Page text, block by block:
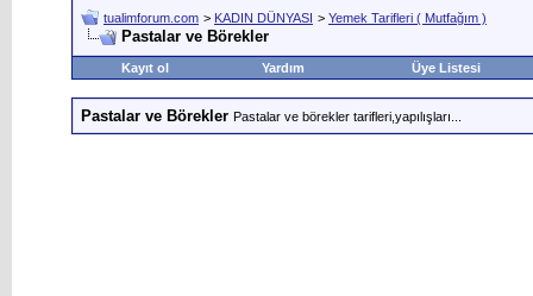
tualimforum.com > KADIN DÜNYASI > Yemek Tarifleri ( Mutfağım )
Pastalar ve Börekler
Kayıt ol Yardım Üye Listesi
Pastalar ve Börekler Pastalar ve börekler tarifleri,yapılışları...